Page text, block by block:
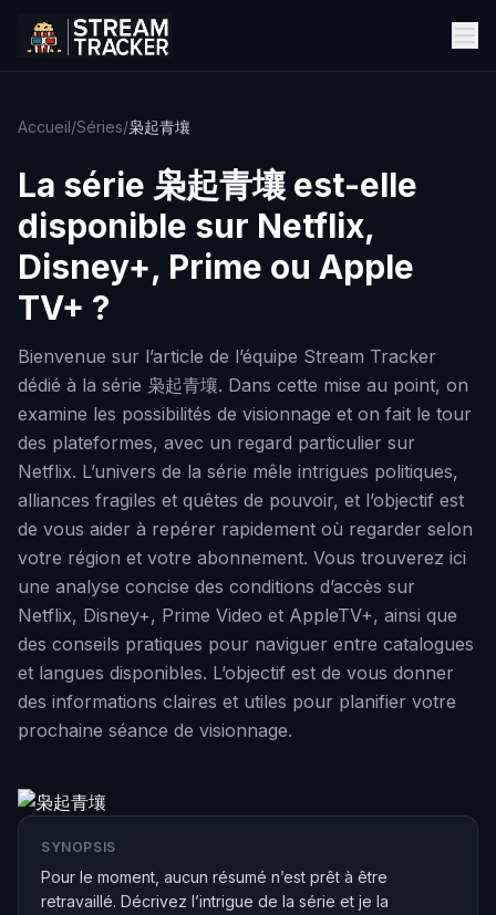
Accueil/Séries/枭起青壤
La série 枭起青壤 est-elle
disponible sur Netflix,
Disney+, Prime ou Apple
TV+ ?
Bienvenue sur l’article de l’équipe Stream Tracker
dédié à la série 枭起青壤. Dans cette mise au point, on
examine les possibilités de visionnage et on fait le tour
des plateformes, avec un regard particulier sur
Netflix. L’univers de la série mêle intrigues politiques,
alliances fragiles et quêtes de pouvoir, et l’objectif est
de vous aider à repérer rapidement où regarder selon
votre région et votre abonnement. Vous trouverez ici
une analyse concise des conditions d’accès sur
Netflix, Disney+, Prime Video et AppleTV+, ainsi que
des conseils pratiques pour naviguer entre catalogues
et langues disponibles. L’objectif est de vous donner
des informations claires et utiles pour planifier votre
prochaine séance de visionnage.
SYNOPSIS
Pour le moment, aucun résumé n’est prêt à être
retravaillé. Décrivez l’intrigue de la série et je la